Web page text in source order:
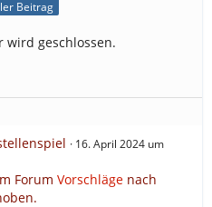
Beitrag
wird geschlossen.
16. April 2024 um
Forum Vorschläge nach